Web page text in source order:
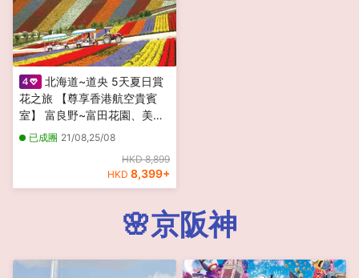
北海道~道央 5天夏日賞
花之旅 【尊享香港航空貴賓
室】 富良野~富田花園、美瑛
~四季彩の丘(包乘坐四季彩
鈴蘭丘陵公園(賞鼠尾草及夏日
已成團 21/08,25/08
HKD 8,899
HKD 8,399+
🌸京阪神